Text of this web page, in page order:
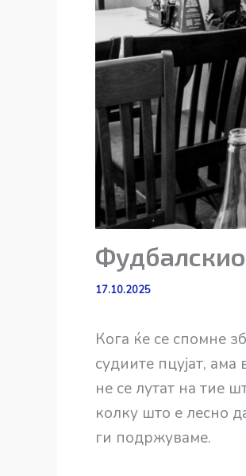
17.10.2025
Кога ќе се спомне
судиите пцујат,
не се лутат на тие
колку што е лесно
ги подржуваме.